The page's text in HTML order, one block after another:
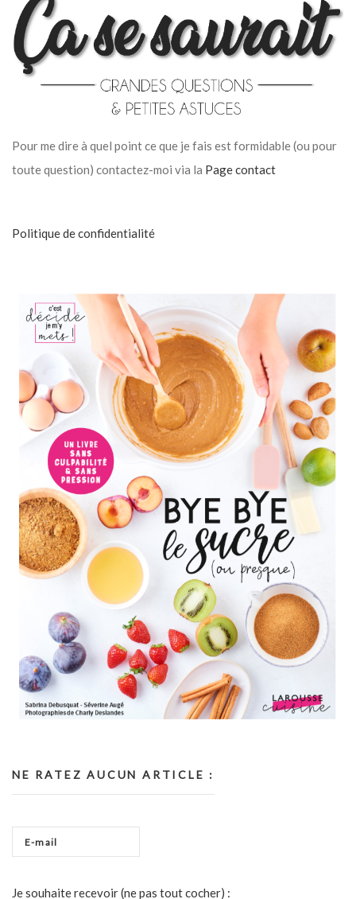
Pour me dire à quel point ce que je fais est formidable (ou pour
toute question) contactez-moi via la Page contact
Politique de confidentialité
NE RATEZ AUCUN ARTICLE :
Je souhaite recevoir (ne pas tout cocher) :